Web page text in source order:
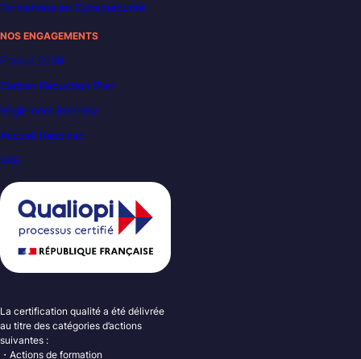
Formations en Cybersécurité
NOS ENGAGEMENTS
France 2030
Carbon Reduction Plan
Règlement intérieur
Accueil handicap
VAE
La certification qualité a été délivrée
au titre des catégories d’actions
suivantes :
・Actions de formation